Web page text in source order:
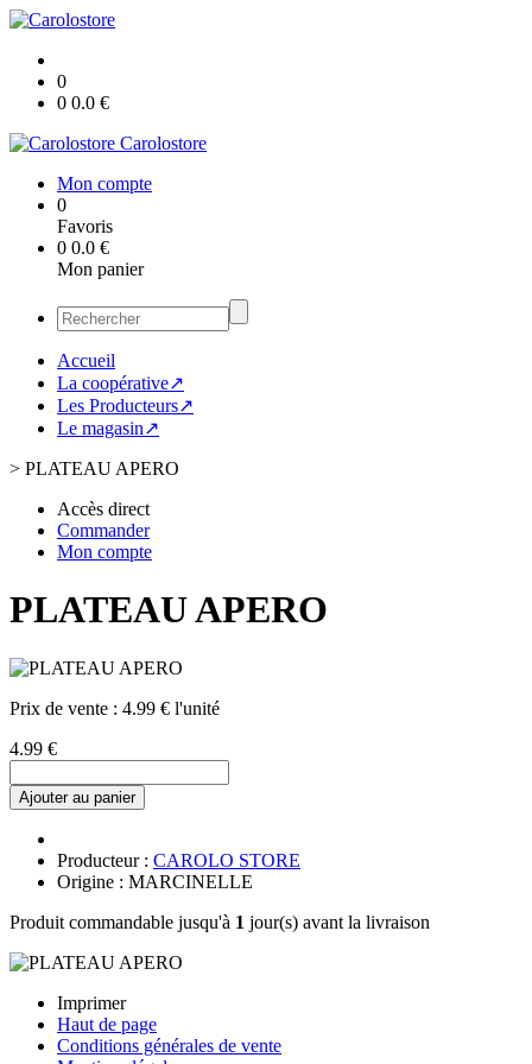
0
0 0.0 €
Carolostore
Mon compte
0
Favoris
0 0.0 €
Mon panier
Accueil
La coopérative↗
Les Producteurs↗
Le magasin↗
> PLATEAU APERO
Accès direct
Commander
Mon compte
PLATEAU APERO
Prix de vente : 4.99 € l'unité
4.99 €
Ajouter au panier
Producteur : CAROLO STORE
Origine : MARCINELLE
Produit commandable jusqu'à 1 jour(s) avant la livraison
Imprimer
Haut de page
Conditions générales de vente